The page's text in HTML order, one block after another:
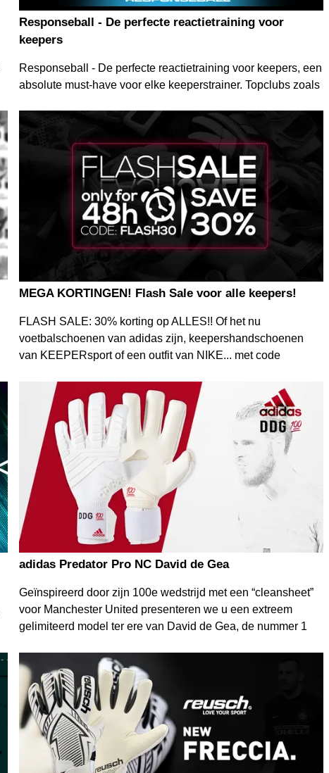
Responseball - De perfecte reactietraining voor
keepers
Responseball - De perfecte reactietraining voor keepers, een
absolute must-have voor elke keeperstrainer. Topclubs zoals
teams trainen met de Responseball.
MEGA KORTINGEN! Flash Sale voor alle keepers!
FLASH SALE: 30% korting op ALLES!! Of het nu
voetbalschoenen van adidas zijn, keepershandschoenen
van KEEPERsport of een outfit van NIKE... met code
adidas Predator Pro NC David de Gea
Geïnspireerd door zijn 100e wedstrijd met een “cleansheet”
voor Manchester United presenteren we u een extreem
gelimiteerd model ter ere van David de Gea, de nummer 1
spelend vanaf 2011 voor de club uit Manchester bereikte
deze mijlpaal tegen aartsrivaal FC Liverpool.